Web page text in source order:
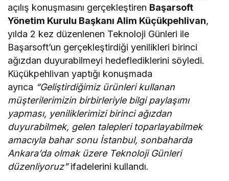
açılış konuşmasını gerçekleştiren Başarsoft
Yönetim Kurulu Başkanı Alim Küçükpehlivan,
yılda 2 kez düzenlenen Teknoloji Günleri ile
Başarsoft’un gerçekleştirdiği yenilikleri birinci
ağızdan duyurabilmeyi hedeflediklerini söyledi.
Küçükpehlivan yaptığı konuşmada
ayrıca “Geliştirdiğimiz ürünleri kullanan
müşterilerimizin birbirleriyle bilgi paylaşımı
yapması, yeniliklerimizi birinci ağızdan
duyurabilmek, gelen talepleri toparlayabilmek
amacıyla bahar sonu İstanbul, sonbaharda
Ankara’da olmak üzere Teknoloji Günleri
düzenliyoruz”ifadelerini kullandı.